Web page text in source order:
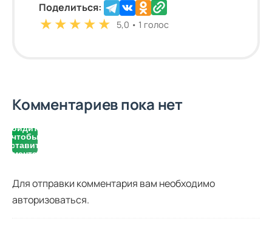
Поделиться:
★ ★ ★ ★ ★ 5,0 • 1 голос
Комментариев пока нет
Войдите,
чтобы
оставить
Для отправки комментария вам необходимо
авторизоваться.